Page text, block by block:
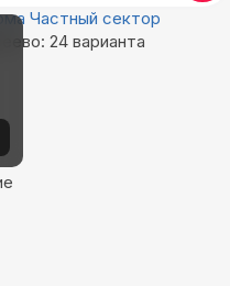
Частный сектор
24 варианта